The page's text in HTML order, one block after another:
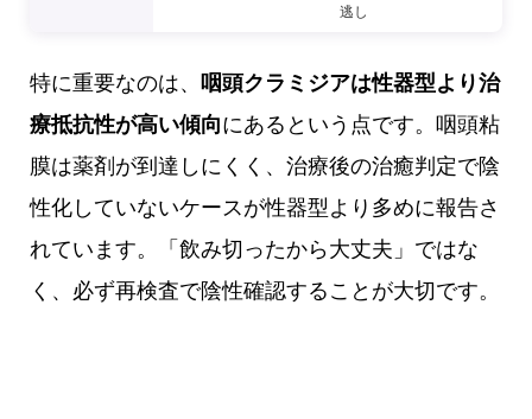
逃し
特に重要なのは、 咽頭クラミジアは性器型より治
療抵抗性が高い傾向にあるという点です。咽頭粘
膜は薬剤が到達しにくく、治療後の治癒判定で陰
性化していないケースが性器型より多めに報告さ
れています。「飲み切ったから大丈夫」ではな
く、必ず再検査で陰性確認することが大切です。